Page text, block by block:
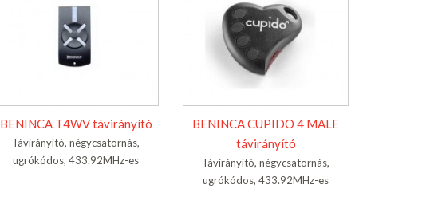
BENINCA T4WV távirányító
Távirányító, négycsatornás,
ugrókódos, 433.92MHz-es
BENINCA CUPIDO 4 MALE
távirányító
Távirányító, négycsatornás,
ugrókódos, 433.92MHz-es